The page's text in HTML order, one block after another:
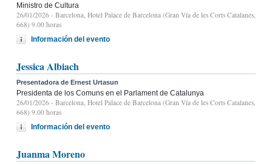
Ministro de Cultura
26/01/2026 - Barcelona, Hotel Palace de Barcelona (Gran Vía de les Corts Catalanes,
668) 9.00 horas
Información del evento
Jessica Albiach
Presentadora de Ernest Urtasun
Presidenta de los Comuns en el Parlament de Catalunya
26/01/2026 - Barcelona, Hotel Palace de Barcelona (Gran Vía de les Corts Catalanes,
668) 9.00 horas
Información del evento
Juanma Moreno